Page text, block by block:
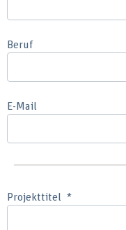
Beruf
E-Mail
Projekttitel